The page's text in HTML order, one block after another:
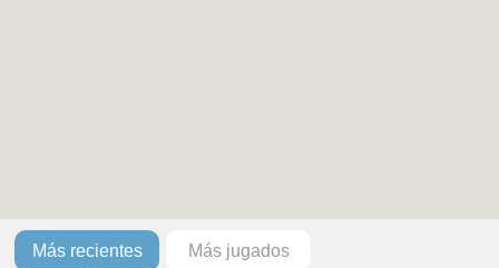
Más recientes Más jugados